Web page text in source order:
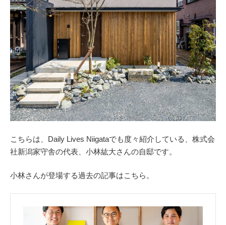
こちらは、Daily Lives Niigataでも度々紹介している、株式会
社新潟家守舎の代表、小林紘大さんの自邸です。
小林さんが登場する過去の記事はこちら。